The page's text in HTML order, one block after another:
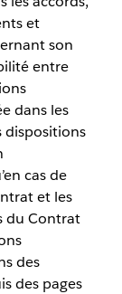
et
son
entre
dans les
dispositions
cas de
et les
du Contrat
des
des pages